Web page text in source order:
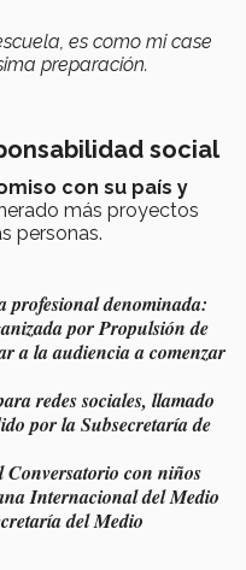
es como mi case
preparación.
social
con su país y
más proyectos
personas.
profesional denominada:
por Propulsión de
a la audiencia a comenzar
redes sociales, llamado
por la Subsecretaría de
Conversatorio con niños
Internacional del Medio
del Medio